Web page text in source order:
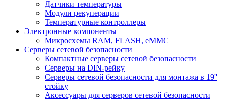
Датчики температуры
Модули рекуперации
Температурные контроллеры
Электронные компоненты
Микросхемы RAM, FLASH, eMMC
Серверы сетевой безопасности
Компактные серверы сетевой безопасности
Серверы на DIN-рейку
Серверы сетевой безопасности для монтажа в 19''
стойку
Аксессуары для серверов сетевой безопасности